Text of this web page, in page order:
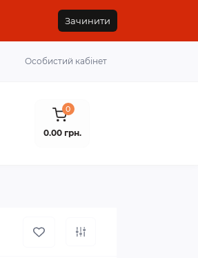
Зачинити
Особистий кабінет
0
0.00 грн.